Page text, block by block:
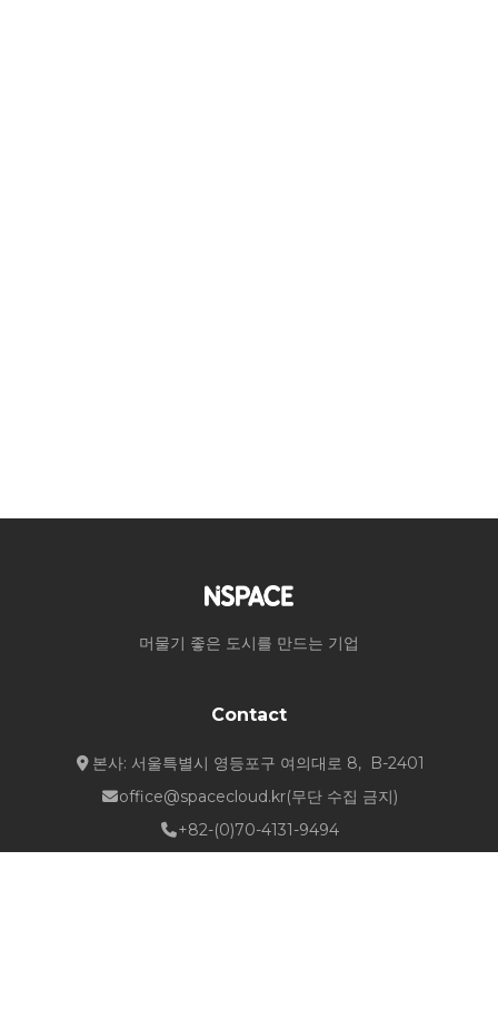
머물기 좋은 도시를 만드는 기업
Contact
본사: 서울특별시 영등포구 여의대로 8, B-2401
office@spacecloud.kr(무단 수집 금지)
+82-(0)70-4131-9494